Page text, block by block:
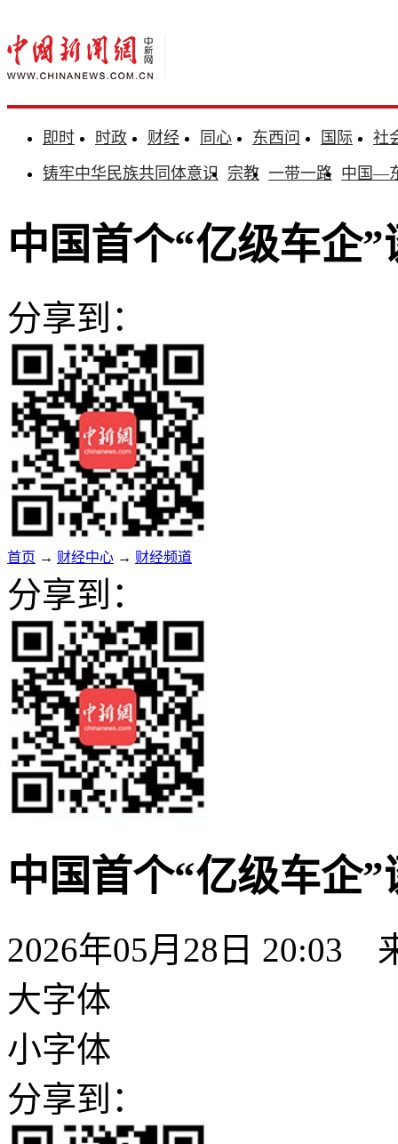
即时 时政 财经 同心 东西问 国际
社
铸牢中华民族共同体意识 宗教 一带一路 中国—
中国首个“亿级车企”
分享到：
首页 → 财经中心 → 财经频道
分享到：
中国首个“亿级车企”
2026年05月28日 20:03
大字体
小字体
分享到：